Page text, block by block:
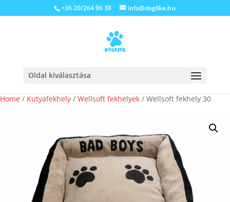
+36 20/264 96 38 info@doglike.hu
Oldal kiválasztása
Home / Kutyafekhely / Wellsoft fekhelyek / Wellsoft fekhely 30